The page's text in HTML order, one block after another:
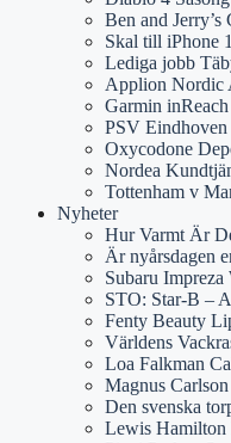
Ben and
Skal till iPhone
Lediga jobb
Applion Nordic
Garmin
PSV Eindhoven
Oxycodone
Nordea
Tottenham v
Nyheter
Hur Varmt Är
Är nyårsdagen
Subaru
STO: Star-B –
Fenty Beauty
Världens
Loa Falkman
Magnus
Den svenska
Lewis Hamilton